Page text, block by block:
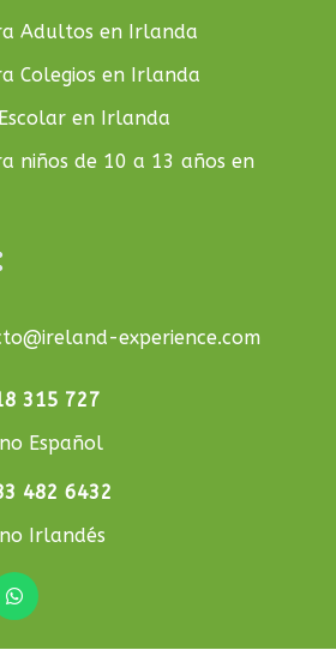
Adultos en Irlanda
Colegios en Irlanda
en Irlanda
niños de 10 a 13 años en
experience.com
315 727
Español
482 6432
Irlandés